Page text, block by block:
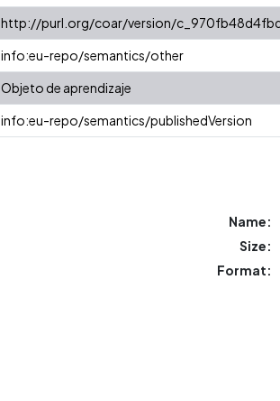
http://purl.org/coar/version/
info:eu-repo/semantics/other
Objeto de aprendizaje
info:eu-repo/semantics/publishedVersion
Name:
Size:
Format: